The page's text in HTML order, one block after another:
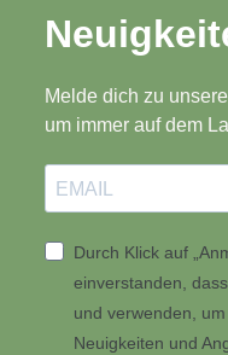
Melde dich zu
um immer auf dem
Durch Klick auf
einverstanden,
und verwenden,
Neuigkeiten und